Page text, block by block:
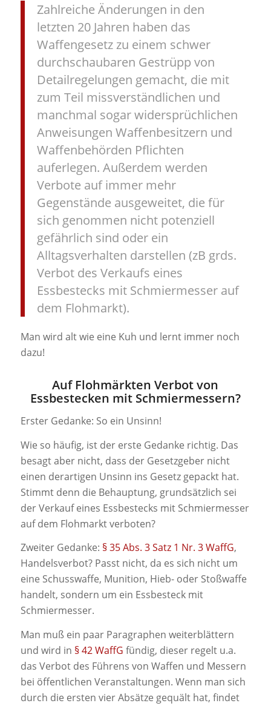
Zahlreiche Änderungen in den
letzten 20 Jahren haben das
Waffengesetz zu einem schwer
durchschaubaren Gestrüpp von
Detailregelungen gemacht, die mit
zum Teil missverständlichen und
manchmal sogar widersprüchlichen
Anweisungen Waffenbesitzern und
Waffenbehörden Pflichten
auferlegen. Außerdem werden
Verbote auf immer mehr
Gegenstände ausgeweitet, die für
sich genommen nicht potenziell
gefährlich sind oder ein
Alltagsverhalten darstellen (zB grds.
Verbot des Verkaufs eines
Essbestecks mit Schmiermesser auf
dem Flohmarkt).
Man wird alt wie eine Kuh und lernt immer noch
dazu!
Auf Flohmärkten Verbot von
Essbestecken mit Schmiermessern?
Erster Gedanke: So ein Unsinn!
Wie so häufig, ist der erste Gedanke richtig. Das
besagt aber nicht, dass der Gesetzgeber nicht
einen derartigen Unsinn ins Gesetz gepackt hat.
Stimmt denn die Behauptung, grundsätzlich sei
der Verkauf eines Essbestecks mit Schmiermesser
auf dem Flohmarkt verboten?
Zweiter Gedanke: § 35 Abs. 3 Satz 1 Nr. 3 WaffG,
Handelsverbot? Passt nicht, da es sich nicht um
eine Schusswaffe, Munition, Hieb- oder Stoßwaffe
handelt, sondern um ein Essbesteck mit
Schmiermesser.
Man muß ein paar Paragraphen weiterblättern
und wird in § 42 WaffG fündig, dieser regelt u.a.
das Verbot des Führens von Waffen und Messern
bei öffentlichen Veranstaltungen. Wenn man sich
durch die ersten vier Absätze gequält hat, findet